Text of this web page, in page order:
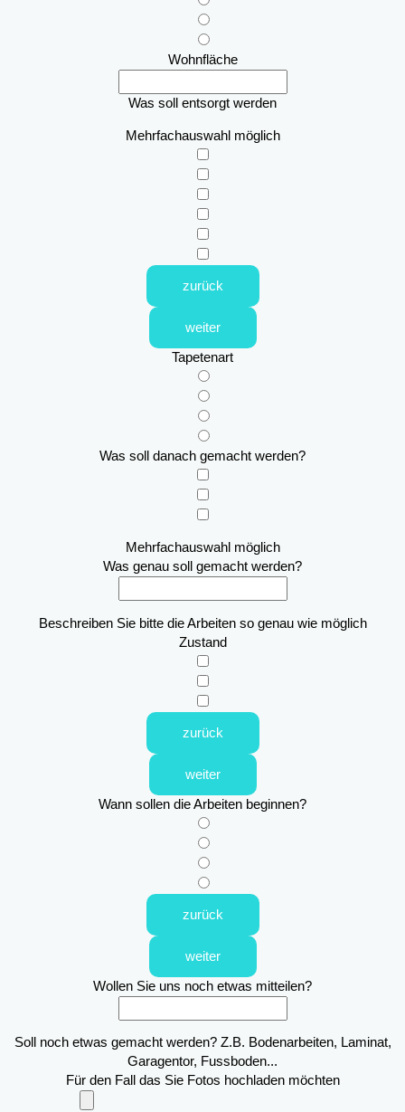
Wohnfläche
Was soll entsorgt werden
Mehrfachauswahl möglich
zurück
weiter
Tapetenart
Was soll danach gemacht werden?
Mehrfachauswahl möglich
Was genau soll gemacht werden?
Beschreiben Sie bitte die Arbeiten so genau wie möglich
Zustand
zurück
weiter
Wann sollen die Arbeiten beginnen?
zurück
weiter
Wollen Sie uns noch etwas mitteilen?
Soll noch etwas gemacht werden? Z.B. Bodenarbeiten, Laminat,
Garagentor, Fussboden...
Für den Fall das Sie Fotos hochladen möchten